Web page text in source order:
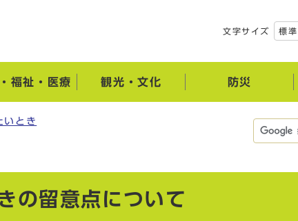
文字サイズ 標準
福祉・医療 観光・文化 防災
いとき
の留意点について